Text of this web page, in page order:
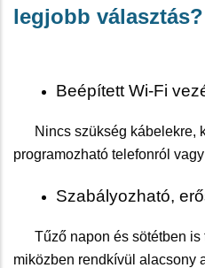
legjobb választás?
Beépített Wi-Fi
Nincs szükség kábelekre,
programozható telefonról
Szabályozható,
Tűző napon és sötétben is
miközben rendkívül alacsony